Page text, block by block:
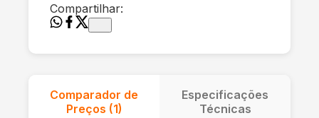
Compartilhar:
Comparador de
Preços (1)
Especificações
Técnicas